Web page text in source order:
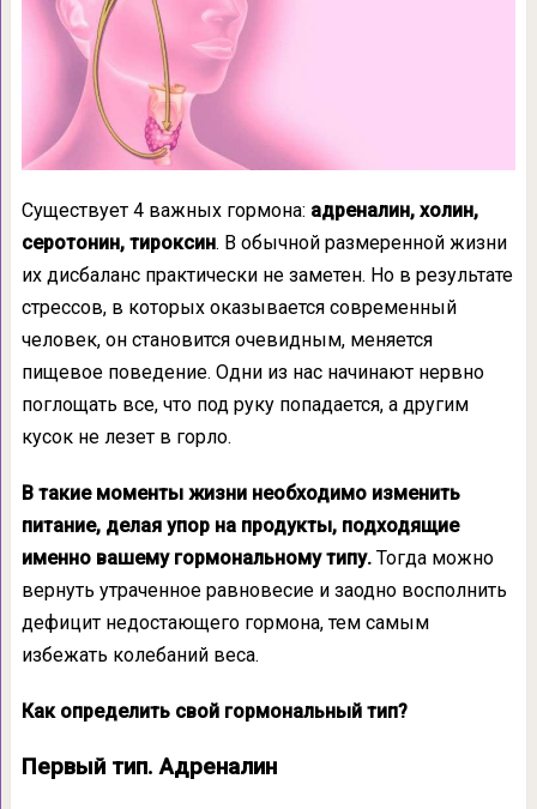
Существует 4 важных гормона: адреналин, холин,
серотонин, тироксин. В обычной размеренной жизни
их дисбаланс практически не заметен. Но в результате
стрессов, в которых оказывается современный
человек, он становится очевидным, меняется
пищевое поведение. Одни из нас начинают нервно
поглощать все, что под руку попадается, а другим
кусок не лезет в горло.
В такие моменты жизни необходимо изменить
питание, делая упор на продукты, подходящие
именно вашему гормональному типу. Тогда можно
вернуть утраченное равновесие и заодно восполнить
дефицит недостающего гормона, тем самым
избежать колебаний веса.
Как определить свой гормональный тип?
Первый тип. Адреналин